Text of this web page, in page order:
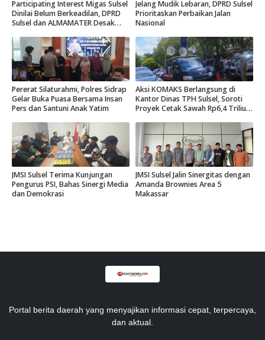
Participating Interest Migas Sulsel
Dinilai Belum Berkeadilan, DPRD
Sulsel dan ALMAMATER Desak
Jelang Mudik Lebaran, DPRD Sulsel
Prioritaskan Perbaikan Jalan
Nasional
Pererat Silaturahmi, Polres Sidrap
Gelar Buka Puasa Bersama Insan
Pers dan Santuni Anak Yatim
Aksi KOMAKS Berlangsung di
Kantor Dinas TPH Sulsel, Soroti
Proyek Cetak Sawah Rp6,4 Triliun
JMSI Sulsel Terima Kunjungan
Pengurus PSI, Bahas Sinergi Media
dan Demokrasi
JMSI Sulsel Jalin Sinergitas dengan
Amanda Brownies Area 5
Makassar
Portal berita daerah yang menyajikan informasi cepat, terpercaya,
dan aktual.